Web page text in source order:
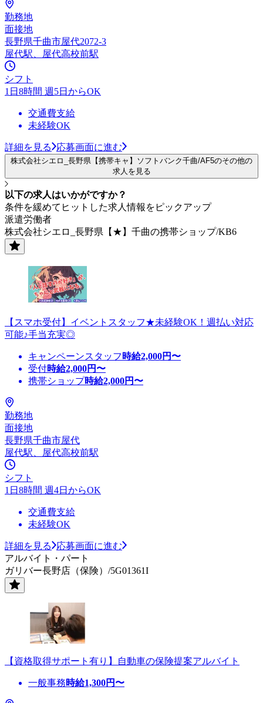
勤務地
面接地
長野県千曲市屋代2072-3
屋代駅、屋代高校前駅
シフト
1日8時間 週5日からOK
交通費支給
未経験OK
詳細を見る 応募画面に進む
株式会社シエロ_長野県【携帯キャ】ソフトバンク千曲/AF5のその他の
求人を見る
以下の求人はいかがですか？
条件を緩めてヒットした求人情報をピックアップ
派遣労働者
株式会社シエロ_長野県【★】千曲の携帯ショップ/KB6
【スマホ受付】イベントスタッフ★未経験OK！週払い対応
可能♪手当充実◎
キャンペーンスタッフ 時給2,000円〜
受付時給2,000円〜
携帯ショップ時給2,000円〜
勤務地
面接地
長野県千曲市屋代
屋代駅、屋代高校前駅
シフト
1日8時間 週4日からOK
交通費支給
未経験OK
詳細を見る
応募画面に進む
アルバイト・パート
ガリバー長野店（保険）/5G01361I
【資格取得サポート有り】自動車の保険提案アルバイト
一般事務時給1,300円〜